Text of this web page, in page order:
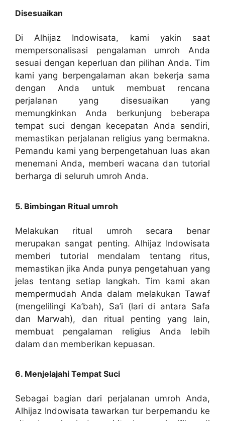
Disesuaikan
Di Alhijaz Indowisata, kami yakin saat
mempersonalisasi pengalaman umroh Anda
sesuai dengan keperluan dan pilihan Anda. Tim
kami yang berpengalaman akan bekerja sama
dengan Anda untuk membuat rencana
perjalanan yang disesuaikan yang
memungkinkan Anda berkunjung beberapa
tempat suci dengan kecepatan Anda sendiri,
memastikan perjalanan religius yang bermakna.
Pemandu kami yang berpengetahuan luas akan
menemani Anda, memberi wacana dan tutorial
berharga di seluruh umroh Anda.
5. Bimbingan Ritual umroh
Melakukan ritual umroh secara benar
merupakan sangat penting. Alhijaz Indowisata
memberi tutorial mendalam tentang ritus,
memastikan jika Anda punya pengetahuan yang
jelas tentang setiap langkah. Tim kami akan
mempermudah Anda dalam melakukan Tawaf
(mengelilingi Ka’bah), Sa’i (lari di antara Safa
dan Marwah), dan ritual penting yang lain,
membuat pengalaman religius Anda lebih
dalam dan memberikan kepuasan.
6. Menjelajahi Tempat Suci
Sebagai bagian dari perjalanan umroh Anda,
Alhijaz Indowisata tawarkan tur berpemandu ke